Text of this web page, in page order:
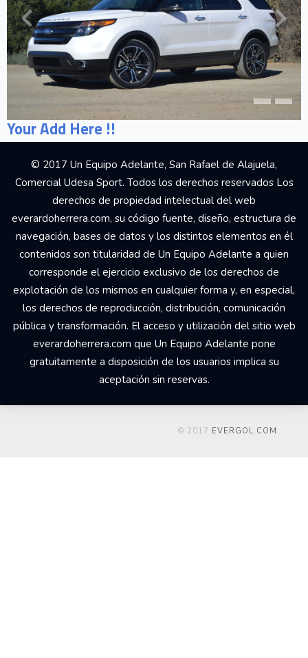
Your Add Here !!
© 2017 Un Equipo Adelante, San Rafael de Alajuela,
Comercial Udesa Sport. Todos los derechos reservados Los
derechos de propiedad intelectual del web
everardoherrera.com, su código fuente, diseño, estructura de
navegación, bases de datos y los distintos elementos en él
contenidos son titularidad de Un Equipo Adelante a quien
corresponde el ejercicio exclusivo de los derechos de
explotación de los mismos en cualquier forma y, en especial,
los derechos de reproducción, distribución, comunicación
pública y transformación. El acceso y utilización del sitio web
everardoherrera.com que Un Equipo Adelante pone
gratuitamente a disposición de los usuarios implica su
aceptación sin reservas.
© 2017 EVERGOL.COM